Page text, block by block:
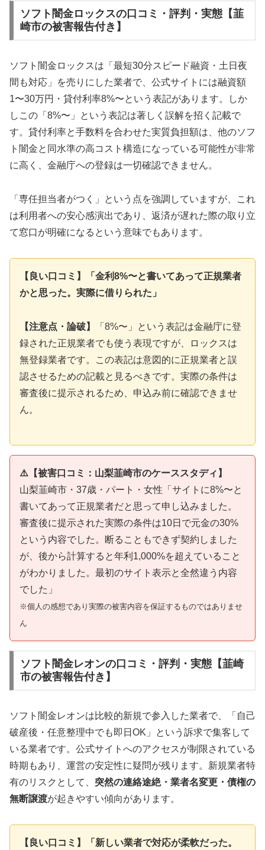
ソフト闇金ロックスの口コミ・評判・実態【韮
崎市の被害報告付き】
ソフト闇金ロックスは「最短30分スピード融資・土日夜
間も対応」を売りにした業者で、公式サイトには融資額
1〜30万円・貸付利率8%〜という表記があります。しか
しこの「8%〜」という表記は著しく誤解を招く記載で
す。貸付利率と手数料を合わせた実質負担額は、他のソフ
ト闇金と同水準の高コスト構造になっている可能性が非常
に高く、金融庁への登録は一切確認できません。
「専任担当者がつく」という点を強調していますが、これ
は利用者への安心感演出であり、返済が遅れた際の取り立
て窓口が明確になるという意味でもあります。
【良い口コミ】「金利8%〜と書いてあって正規業者
かと思った。実際に借りられた」
【注意点・論破】
「8%〜」という表記は金融庁に登
録された正規業者でも使う表現ですが、ロックスは
無登録業者です。この表記は意図的に正規業者と誤
認させるための記載と見るべきです。実際の条件は
審査後に提示されるため、申込み前に確認できませ
ん。
⚠️【被害口コミ：山梨韮崎市のケーススタディ】
山梨韮崎市・37歳・パート・女性「サイトに8%〜と
書いてあって正規業者だと思って申し込みました。
審査後に提示された実際の条件は10日で元金の30%
という内容でした。断ることもできず契約しました
が、後から計算すると年利1,000%を超えていること
がわかりました。最初のサイト表示と全然違う内容
でした」
※個人の感想であり実際の被害内容を保証するものではありませ
ん
ソフト闇金レオンの口コミ・評判・実態【韮崎
市の被害報告付き】
ソフト闇金レオンは比較的新規で参入した業者で、「自己
破産後・任意整理中でも即日OK」という訴求で集客して
いる業者です。公式サイトへのアクセスが制限されている
時期もあり、運営の安定性に疑問が残ります。新規業者特
有のリスクとして、 突然の連絡途絶・業者名変更・債権の
無断譲渡が起きやすい傾向があります。
【良い口コミ】「新しい業者で対応が柔軟だった。